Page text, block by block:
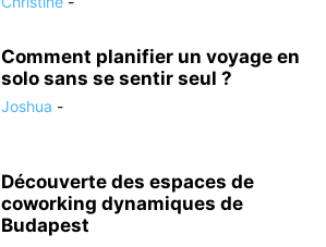
Comment planifier un voyage en
solo sans se sentir seul ?
Joshua -
Découverte des espaces de
coworking dynamiques de
Budapest